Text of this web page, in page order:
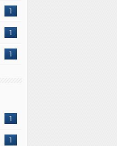
1
1
1
1
1